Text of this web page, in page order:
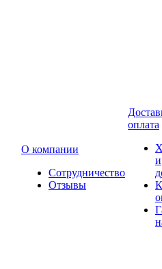
О компании
Сотрудничество
Отзывы
оплата
и